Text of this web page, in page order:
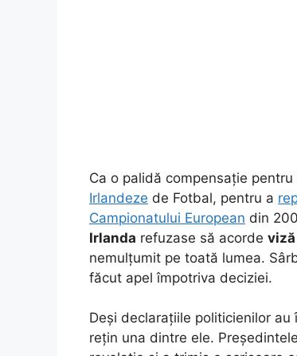
Ca o palidă compensație
Irlandeze de Fotbal, pentru a
Campionatului European din
Irlanda refuzase să acorde
nemulțumit pe toată lumea.
făcut apel împotriva deciziei.
Deși declarațiile politicienilor
rețin una dintre ele. Președintele